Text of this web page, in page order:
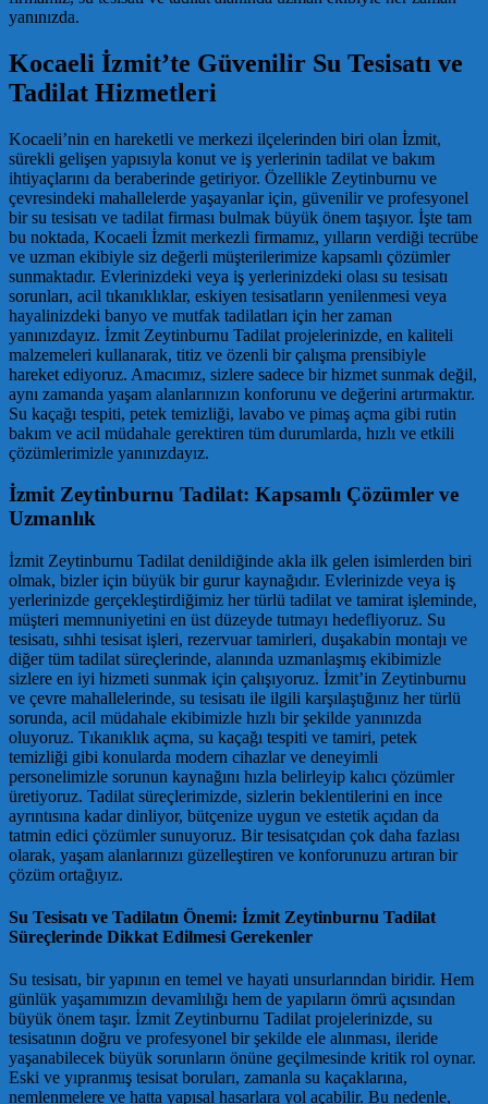
yanınızda.
Kocaeli İzmit’te Güvenilir Su Tesisatı ve
Tadilat Hizmetleri
Kocaeli’nin en hareketli ve merkezi ilçelerinden biri olan İzmit,
sürekli gelişen yapısıyla konut ve iş yerlerinin tadilat ve bakım
ihtiyaçlarını da beraberinde getiriyor. Özellikle Zeytinburnu ve
çevresindeki mahallelerde yaşayanlar için, güvenilir ve profesyonel
bir su tesisatı ve tadilat firması bulmak büyük önem taşıyor. İşte tam
bu noktada, Kocaeli İzmit merkezli firmamız, yılların verdiği tecrübe
ve uzman ekibiyle siz değerli müşterilerimize kapsamlı çözümler
sunmaktadır. Evlerinizdeki veya iş yerlerinizdeki olası su tesisatı
sorunları, acil tıkanıklıklar, eskiyen tesisatların yenilenmesi veya
hayalinizdeki banyo ve mutfak tadilatları için her zaman
yanınızdayız. İzmit Zeytinburnu Tadilat projelerinizde, en kaliteli
malzemeleri kullanarak, titiz ve özenli bir çalışma prensibiyle
hareket ediyoruz. Amacımız, sizlere sadece bir hizmet sunmak değil,
aynı zamanda yaşam alanlarınızın konforunu ve değerini artırmaktır.
Su kaçağı tespiti, petek temizliği, lavabo ve pimaş açma gibi rutin
bakım ve acil müdahale gerektiren tüm durumlarda, hızlı ve etkili
çözümlerimizle yanınızdayız.
İzmit Zeytinburnu Tadilat: Kapsamlı Çözümler ve
Uzmanlık
İzmit Zeytinburnu Tadilat denildiğinde akla ilk gelen isimlerden biri
olmak, bizler için büyük bir gurur kaynağıdır. Evlerinizde veya iş
yerlerinizde gerçekleştirdiğimiz her türlü tadilat ve tamirat işleminde,
müşteri memnuniyetini en üst düzeyde tutmayı hedefliyoruz. Su
tesisatı, sıhhi tesisat işleri, rezervuar tamirleri, duşakabin montajı ve
diğer tüm tadilat süreçlerinde, alanında uzmanlaşmış ekibimizle
sizlere en iyi hizmeti sunmak için çalışıyoruz. İzmit’in Zeytinburnu
ve çevre mahallelerinde, su tesisatı ile ilgili karşılaştığınız her türlü
sorunda, acil müdahale ekibimizle hızlı bir şekilde yanınızda
oluyoruz. Tıkanıklık açma, su kaçağı tespiti ve tamiri, petek
temizliği gibi konularda modern cihazlar ve deneyimli
personelimizle sorunun kaynağını hızla belirleyip kalıcı çözümler
üretiyoruz. Tadilat süreçlerimizde, sizlerin beklentilerini en ince
ayrıntısına kadar dinliyor, bütçenize uygun ve estetik açıdan da
tatmin edici çözümler sunuyoruz. Bir tesisatçıdan çok daha fazlası
olarak, yaşam alanlarınızı güzelleştiren ve konforunuzu artıran bir
çözüm ortağıyız.
Su Tesisatı ve Tadilatın Önemi: İzmit Zeytinburnu Tadilat
Süreçlerinde Dikkat Edilmesi Gerekenler
Su tesisatı, bir yapının en temel ve hayati unsurlarından biridir. Hem
günlük yaşamımızın devamlılığı hem de yapıların ömrü açısından
büyük önem taşır. İzmit Zeytinburnu Tadilat projelerinizde, su
tesisatının doğru ve profesyonel bir şekilde ele alınması, ileride
yaşanabilecek büyük sorunların önüne geçilmesinde kritik rol oynar.
Eski ve yıpranmış tesisat boruları, zamanla su kaçaklarına,
nemlenmelere ve hatta yapısal hasarlara yol açabilir. Bu nedenle,